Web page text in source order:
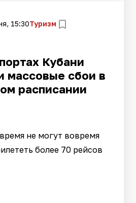
15:30Туризм
Кубани
массовые сбои в
расписании
не могут вовремя
более 70 рейсов